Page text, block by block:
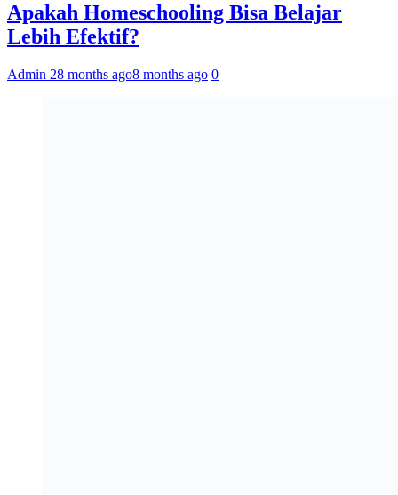
Apakah Homeschooling Bisa Belajar
Lebih Efektif?
Admin 28 months ago8 months ago 0